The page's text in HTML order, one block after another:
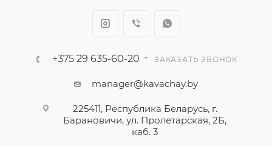
+375 29 635-60-20 ЗАКАЗАТЬ ЗВОНОК
manager@kavachay.by
225411, Республика Беларусь, г.
Барановичи, ул. Пролетарская, 2Б,
каб. 3